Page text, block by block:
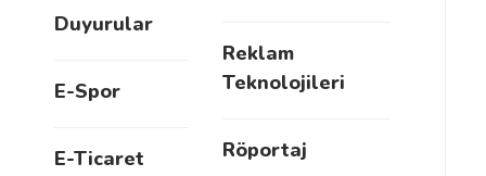
Duyurular
E-Spor
E-Ticaret
Reklam
Teknolojileri
Röportaj